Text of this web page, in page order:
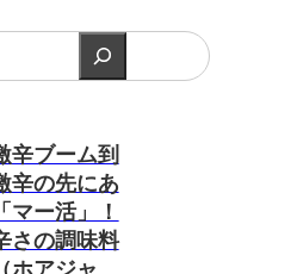
辛ブーム到
辛の先にあ
マー活」！
さの調味料
ホアジャ